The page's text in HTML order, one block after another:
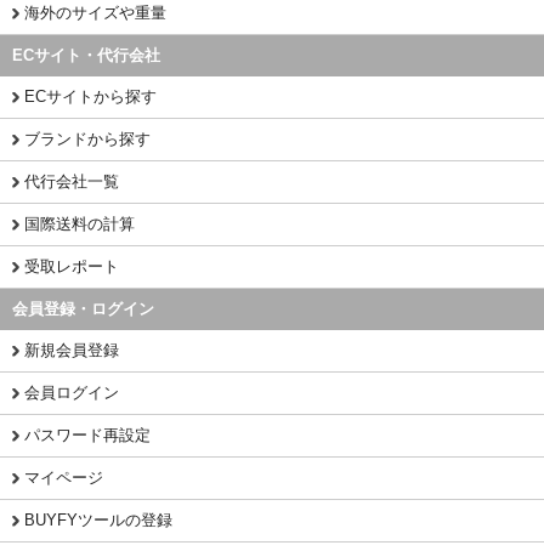
海外のサイズや重量
ECサイト・代行会社
ECサイトから探す
ブランドから探す
代行会社一覧
国際送料の計算
受取レポート
会員登録・ログイン
新規会員登録
会員ログイン
パスワード再設定
マイページ
BUYFYツールの登録